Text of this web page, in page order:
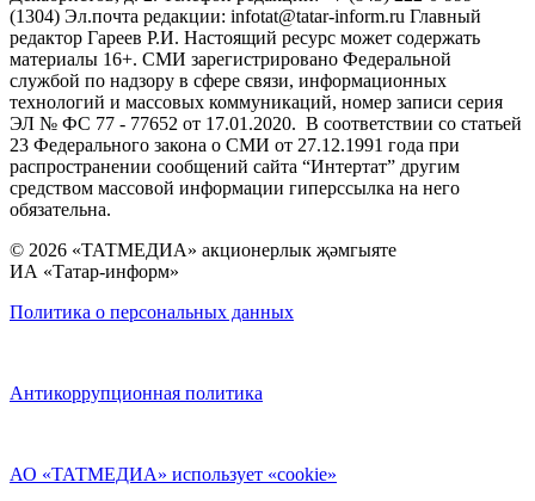
(1304) Эл.почта редакции: infotat@tatar-inform.ru Главный
редактор Гареев Р.И. Настоящий ресурс может содержать
материалы 16+. СМИ зарегистрировано Федеральной
службой по надзору в сфере связи, информационных
технологий и массовых коммуникаций, номер записи серия
ЭЛ № ФС 77 - 77652 от 17.01.2020. В соответствии со статьей
23 Федерального закона о СМИ от 27.12.1991 года при
распространении сообщений сайта “Интертат” другим
средством массовой информации гиперссылка на него
обязательна.
© 2026 «ТАТМЕДИА» акционерлык җәмгыяте
ИА «Татар-информ»
Политика о персональных данных
Антикоррупционная политика
АО «ТАТМЕДИА» использует «cookie»